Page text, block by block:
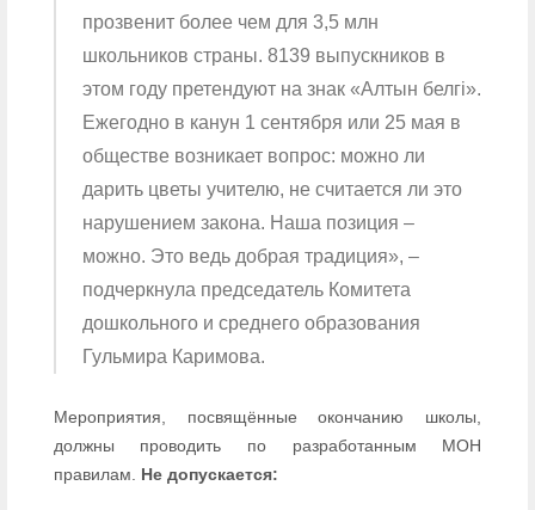
прозвенит более чем для 3,5 млн
школьников страны. 8139 выпускников в
этом году претендуют на знак «Алтын белгі».
Ежегодно в канун 1 сентября или 25 мая в
обществе возникает вопрос: можно ли
дарить цветы учителю, не считается ли это
нарушением закона. Наша позиция –
можно. Это ведь добрая традиция», –
подчеркнула председатель Комитета
дошкольного и среднего образования
Гульмира Каримова.
Мероприятия, посвящённые окончанию школы,
должны проводить по разработанным МОН
правилам. Не допускается: